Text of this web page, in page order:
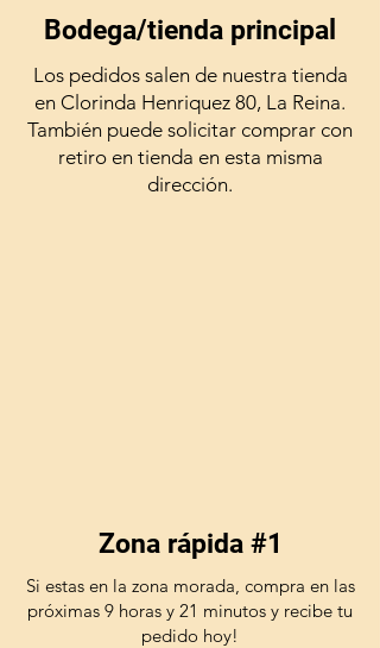
Bodega/tienda principal
Los pedidos salen de nuestra tienda
en Clorinda Henriquez 80, La Reina.
También puede solicitar comprar con
retiro en tienda en esta misma
dirección.
Zona rápida #1
Si estas en la zona morada, compra en las
próximas 9 horas y 21 minutos y recibe tu
pedido hoy!